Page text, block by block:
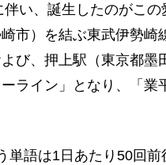
い、誕生したのがこの
市）を結ぶ東武伊勢崎
び、押上駅（東京都墨
ライン」となり、「業
語は1日あたり50回前